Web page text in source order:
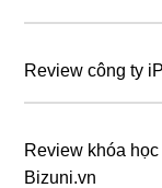
Review công ty
Review khóa
Bizuni.vn